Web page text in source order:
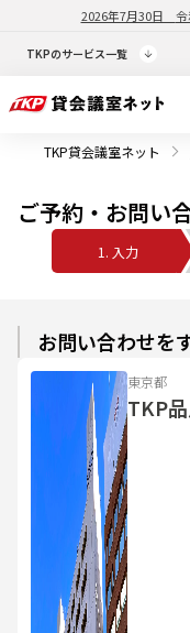
2026年7月30日
TKPのサービス一覧
TKP貸会議室ネット
ご予約・お問い
1. 入力
お問い合わせを
東京都
TKP